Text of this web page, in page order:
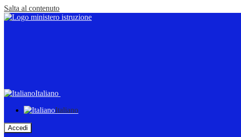
Salta al contenuto
Italiano
Italiano
Accedi